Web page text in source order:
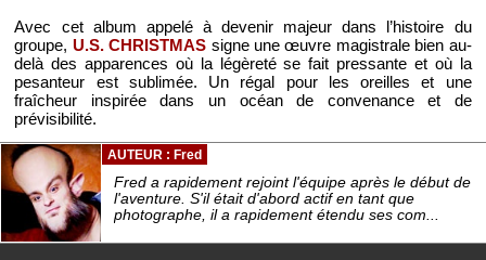
Avec cet album appelé à devenir majeur dans l’histoire du
groupe, U.S. CHRISTMAS signe une œuvre magistrale bien au-
delà des apparences où la légèreté se fait pressante et où la
pesanteur est sublimée. Un régal pour les oreilles et une
fraîcheur inspirée dans un océan de convenance et de
prévisibilité.
AUTEUR : Fred
Fred a rapidement rejoint l'équipe après le début de
l'aventure. S'il était d'abord actif en tant que
photographe, il a rapidement étendu ses com...